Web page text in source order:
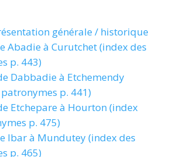
générale / historique
Abadie à Curutchet (index des
p. 443)
Dabbadie à Etchemendy
p. 441)
Etchepare à Hourton (index
p. 475)
Ibar à Mundutey (index des
p. 465)